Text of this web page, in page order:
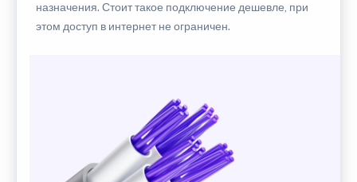
назначения. Стоит такое подключение дешевле, при
этом доступ в интернет не ограничен.